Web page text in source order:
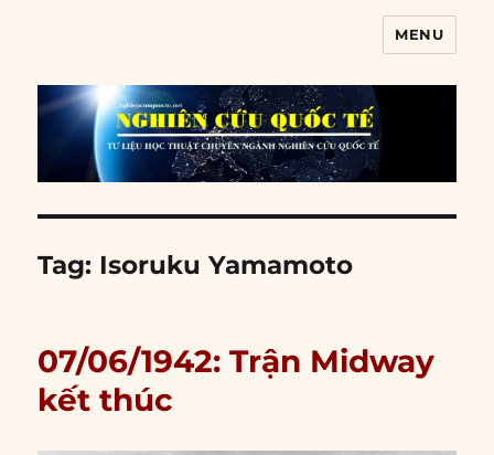
MENU
Tag: Isoruku Yamamoto
07/06/1942: Trận Midway
kết thúc